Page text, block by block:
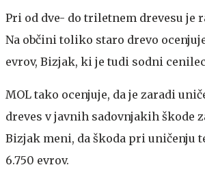
Pri od dve- do triletnem drevesu je
Na občini toliko staro drevo
evrov, Bizjak, ki je tudi sodni
MOL tako ocenjuje, da je zaradi
dreves v javnih sadovnjakih škode
Bizjak meni, da škoda pri uničenju
6.750 evrov.